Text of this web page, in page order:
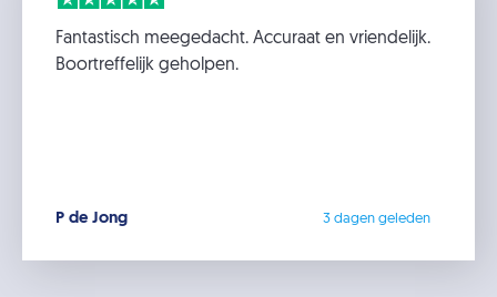
Fantastisch meegedacht. Accuraat en vriendelijk.
Boortreffelijk geholpen.
P de Jong 3 dagen geleden